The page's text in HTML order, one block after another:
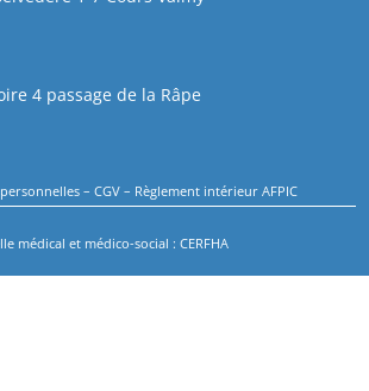
4 passage de la Râpe
–CGV – Règlement intérieur AFPIC
médical et médico-social : CERFHA